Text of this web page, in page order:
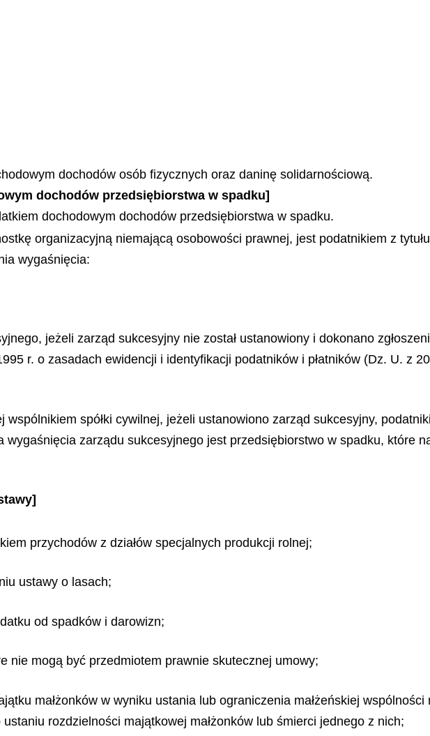
dochodów osób fizycznych oraz daninę solidarnościową.
dochodów przedsiębiorstwa w spadku]
dochodowym dochodów przedsiębiorstwa w spadku.
organizacyjną niemającą osobowości prawnej, jest podatnikiem z
wygaśnięcia:
jeżeli zarząd sukcesyjny nie został ustanowiony i dokonano
r. o zasadach ewidencji i identyfikacji podatników i płatników (Dz. U. z
spółki cywilnej, jeżeli ustanowiono zarząd sukcesyjny,
wygaśnięcia zarządu sukcesyjnego jest przedsiębiorstwo w spadku, które
przychodów z działów specjalnych produkcji rolnej;
ustawy o lasach;
od spadków i darowizn;
nie mogą być przedmiotem prawnie skutecznej umowy;
małżonków w wyniku ustania lub ograniczenia małżeńskiej
rozdzielności majątkowej małżonków lub śmierci jednego z nich;